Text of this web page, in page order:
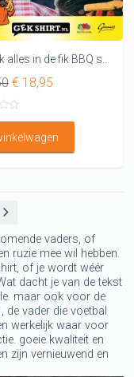
€ 18,95
vaders, of
ruzie mee wil hebben.
of je wordt wéér
dacht je van de tekst
maar ook voor de
de vader die voetbal
werkelijk waar voor
goeie kwaliteit en
zijn vernieuwend en